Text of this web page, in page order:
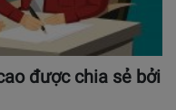
được chia sẻ bởi